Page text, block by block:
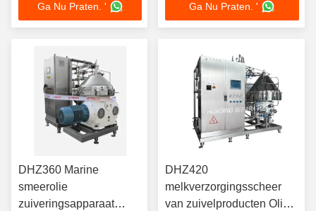
220V Draagbare
Workshop Trolley
Ga Nu Praten. '
Autoontlading 37KW
Motor
Ga Nu Praten. '
DHZ360 Marine
smeerolie
zuiveringsapparaat
DHZ420
melkverzorgingsscheer
van zuivelproducten Olie-